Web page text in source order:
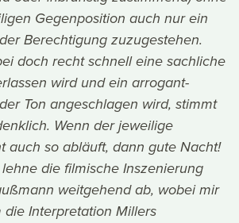
Gegenposition auch nur ein
Berechtigung zuzugestehen.
doch recht schnell eine sachliche
wird und ein arrogant-
Ton angeschlagen wird, stimmt
Wenn der jeweilige
auch so abläuft, dann gute Nacht!
die filmische Inszenierung
weitgehend ab, wobei mir
die Interpretation Millers